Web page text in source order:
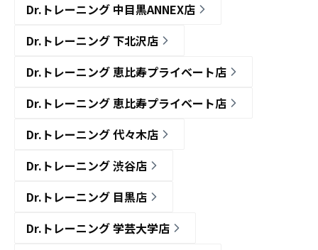
Dr.トレーニング 中目黒ANNEX店
Dr.トレーニング 下北沢店
Dr.トレーニング 恵比寿プライベート店
Dr.トレーニング 恵比寿プライベート店
Dr.トレーニング 代々木店
Dr.トレーニング 渋谷店
Dr.トレーニング 目黒店
Dr.トレーニング 学芸大学店